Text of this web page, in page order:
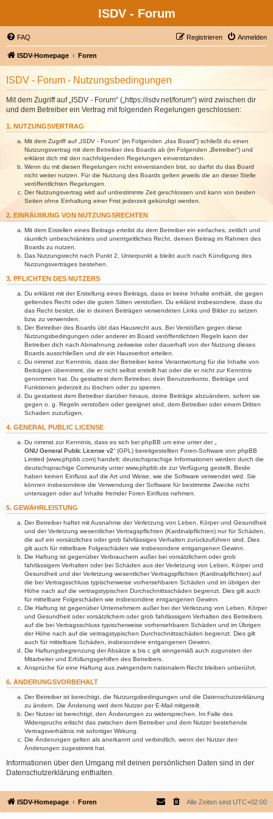
ISDV - Forum
FAQ Anmelden
Registrieren
ISDV-Homepage Foren
ISDV - Forum - Nutzungsbedingungen
Mit dem Zugriff auf „ISDV - Forum“ („https://isdv.net/forum“) wird zwischen dir
und dem Betreiber ein Vertrag mit folgenden Regelungen geschlossen:
1. NUTZUNGSVERTRAG
Mit dem Zugriff auf „ISDV - Forum“ (im Folgenden „das Board“) schließt du einen
Nutzungsvertrag mit dem Betreiber des Boards ab (im Folgenden „Betreiber“) und
erklärst dich mit den nachfolgenden Regelungen einverstanden.
Wenn du mit diesen Regelungen nicht einverstanden bist, so darfst du das Board
nicht weiter nutzen. Für die Nutzung des Boards gelten jeweils die an dieser Stelle
veröffentlichten Regelungen.
Der Nutzungsvertrag wird auf unbestimmte Zeit geschlossen und kann von beiden
Seiten ohne Einhaltung einer Frist jederzeit gekündigt werden.
2. EINRÄUMUNG VON NUTZUNGSRECHTEN
Mit dem Erstellen eines Beitrags erteilst du dem Betreiber ein einfaches, zeitlich und
räumlich unbeschränktes und unentgeltliches Recht, deinen Beitrag im Rahmen des
Boards zu nutzen.
Das Nutzungsrecht nach Punkt 2, Unterpunkt a bleibt auch nach Kündigung des
Nutzungsvertrages bestehen.
3. PFLICHTEN DES NUTZERS
Du erklärst mit der Erstellung eines Beitrags, dass er keine Inhalte enthält, die gegen
geltendes Recht oder die guten Sitten verstoßen. Du erklärst insbesondere, dass du
das Recht besitzt, die in deinen Beiträgen verwendeten Links und Bilder zu setzen
bzw. zu verwenden.
Der Betreiber des Boards übt das Hausrecht aus. Bei Verstößen gegen diese
Nutzungsbedingungen oder anderer im Board veröffentlichten Regeln kann der
Betreiber dich nach Abmahnung zeitweise oder dauerhaft von der Nutzung dieses
Boards ausschließen und dir ein Hausverbot erteilen.
Du nimmst zur Kenntnis, dass der Betreiber keine Verantwortung für die Inhalte von
Beiträgen übernimmt, die er nicht selbst erstellt hat oder die er nicht zur Kenntnis
genommen hat. Du gestattest dem Betreiber, dein Benutzerkonto, Beiträge und
Funktionen jederzeit zu löschen oder zu sperren.
Du gestattest dem Betreiber darüber hinaus, deine Beiträge abzuändern, sofern sie
gegen o. g. Regeln verstoßen oder geeignet sind, dem Betreiber oder einem Dritten
Schaden zuzufügen.
4. GENERAL PUBLIC LICENSE
Du nimmst zur Kenntnis, dass es sich bei phpBB um eine unter der „
GNU General Public License v2“ (GPL) bereitgestellten Foren-Software von phpBB
Limited (www.phpbb.com) handelt; deutschsprachige Informationen werden durch die
deutschsprachige Community unter www.phpbb.de zur Verfügung gestellt. Beide
haben keinen Einfluss auf die Art und Weise, wie die Software verwendet wird. Sie
können insbesondere die Verwendung der Software für bestimmte Zwecke nicht
untersagen oder auf Inhalte fremder Foren Einfluss nehmen.
5. GEWÄHRLEISTUNG
Der Betreiber haftet mit Ausnahme der Verletzung von Leben, Körper und Gesundheit
und der Verletzung wesentlicher Vertragspflichten (Kardinalpflichten) nur für Schäden,
die auf ein vorsätzliches oder grob fahrlässiges Verhalten zurückzuführen sind. Dies
gilt auch für mittelbare Folgeschäden wie insbesondere entgangenen Gewinn.
Die Haftung ist gegenüber Verbrauchern außer bei vorsätzlichem oder grob
fahrlässigem Verhalten oder bei Schäden aus der Verletzung von Leben, Körper und
Gesundheit und der Verletzung wesentlicher Vertragspflichten (Kardinalpflichten) auf
die bei Vertragsschluss typischerweise vorhersehbaren Schäden und im übrigen der
Höhe nach auf die vertragstypischen Durchschnittsschäden begrenzt. Dies gilt auch
für mittelbare Folgeschäden wie insbesondere entgangenen Gewinn.
Die Haftung ist gegenüber Unternehmern außer bei der Verletzung von Leben, Körper
und Gesundheit oder vorsätzlichem oder grob fahrlässigem Verhalten des Betreibers
auf die bei Vertragsschluss typischerweise vorhersehbaren Schäden und im Übrigen
der Höhe nach auf die vertragstypischen Durchschnittsschäden begrenzt. Dies gilt
auch für mittelbare Schäden, insbesondere entgangenen Gewinn.
Die Haftungsbegrenzung der Absätze a bis c gilt sinngemäß auch zugunsten der
Mitarbeiter und Erfüllungsgehilfen des Betreibers.
Ansprüche für eine Haftung aus zwingendem nationalem Recht bleiben unberührt.
6. ÄNDERUNGSVORBEHALT
Der Betreiber ist berechtigt, die Nutzungsbedingungen und die Datenschutzerklärung
zu ändern. Die Änderung wird dem Nutzer per E-Mail mitgeteilt.
Der Nutzer ist berechtigt, den Änderungen zu widersprechen. Im Falle des
Widerspruchs erlischt das zwischen dem Betreiber und dem Nutzer bestehende
Vertragsverhältnis mit sofortiger Wirkung.
Die Änderungen gelten als anerkannt und verbindlich, wenn der Nutzer den
Änderungen zugestimmt hat.
Informationen über den Umgang mit deinen persönlichen Daten sind in der
Datenschutzerklärung enthalten.
ISDV-Homepage Foren Alle Zeiten sind UTC+02:00